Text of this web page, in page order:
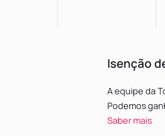
Isenção
A equipe da
Podemos
Saber mais